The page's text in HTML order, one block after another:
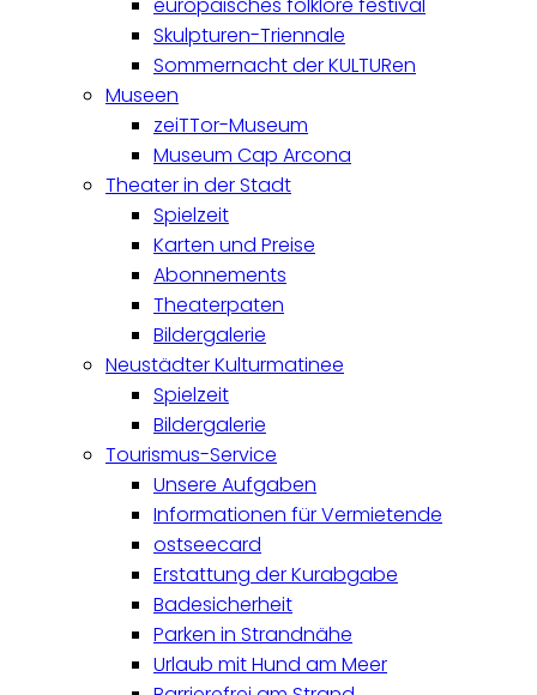
Skulpturen-Triennale
Sommernacht der KULTURen
Museen
zeiTTor-Museum
Museum Cap Arcona
Theater in der Stadt
Spielzeit
Karten und Preise
Abonnements
Theaterpaten
Bildergalerie
Neustädter Kulturmatinee
Spielzeit
Bildergalerie
Tourismus-Service
Unsere Aufgaben
Informationen für Vermietende
ostseecard
Erstattung der Kurabgabe
Badesicherheit
Parken in Strandnähe
Urlaub mit Hund am Meer